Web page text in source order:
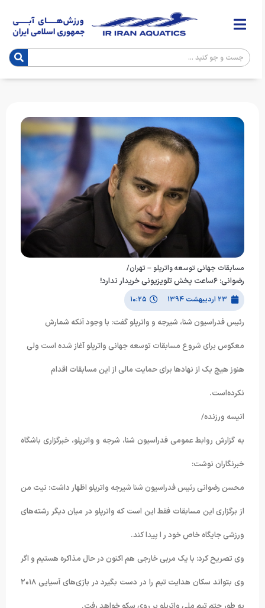
مسابقات جهانی توسعه واترپلو – تهران/
رضوانی: ۶ساعت پخش تلویزیونی خریدار ندارد!
۲۳ اردیبهشت ۱۳۹۴ ۱۰:۲۵
رئیس فدراسیون شنا، شیرجه و واترپلو گفت: با وجود آنکه شمارش
معکوس برای شروع مسابقات توسعه جهانی واترپلو آغاز شده است ولی
هنوز هیچ یک از نهادها برای حمایت مالی از این مسابقات اقدام
نکرده‌است.
انیسه ورزنده/
به گزارش روابط عمومی فدراسیون شنا، شرجه و واترپلو، خبرگزاری باشگاه
خبرنگاران نوشت:
محسن رضوانی رئیس فدراسیون شنا شیرجه واترپلو اظهار داشت: نیت من
از برگزاری این مسابقات فقط این است که واترپلو در میان دیگر رشته‌های
ورزشی جایگاه خاص خود ر ا پیدا کند.
وی تصریح کرد: با یک مربی خارجی هم اکنون در حال مذاکره هستیم و اگر
وی بتواند سکان هدایت تیم را در دست بگیرد در بازی‌های آسیایی ۲۰۱۸